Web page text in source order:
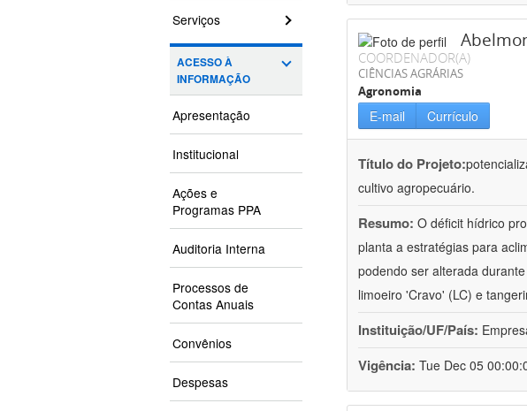
Serviços
ACESSO À
INFORMAÇÃO
Apresentação
Institucional
Ações e
Programas PPA
Auditoria Interna
Processos de
Contas Anuais
Convênios
Despesas
COORDENADOR(A)
CIÊNCIAS AGRÁRIAS
Agronomia
E-mail Currículo
Título do Projeto:
cultivo agropecuário.
Resumo: O déficit hídrico
planta a estratégias para
podendo ser alterada
limoeiro 'Cravo' (LC) e
Instituição/UF/País:
Vigência: Tue Dec 05